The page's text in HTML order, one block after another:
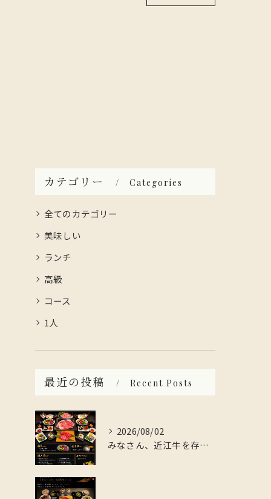
カテゴリー Categories
全てのカテゴリー
美味しい
ランチ
高級
コース
1人
最近の投稿 Recent Posts
2026/08/02
みなさん、近江牛を存分に楽しんでみませんか？